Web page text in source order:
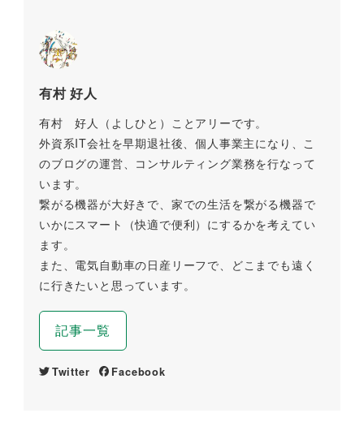
有村 好人
有村 好人（よしひと）ことアリーです。
外資系IT会社を早期退社後、個人事業主になり、こ
のブログの運営、コンサルティング業務を行なって
います。
繋がる機器が大好きで、家での生活を繋がる機器で
いかにスマート（快適で便利）にするかを考えてい
ます。
また、電気自動車の日産リーフで、どこまでも遠く
に行きたいと思っています。
記事一覧
Twitter Facebook